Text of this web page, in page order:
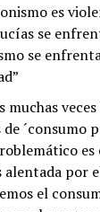
es
se
se
muchas
de ´consumo
es
por
el